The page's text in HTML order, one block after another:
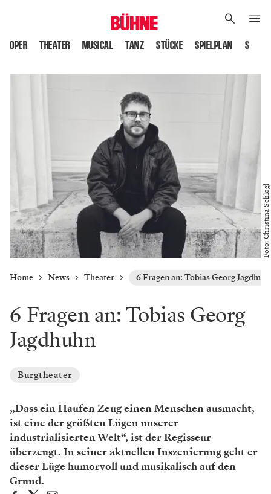
OPER THEATER MUSICAL TANZ STÜCKE SPIELPLAN
Foto: Christina Schlögl
Home News Theater 6 Fragen an: Tobias Georg
6 Fragen an: Tobias Georg
Jagdhuhn
Burgtheater
„Dass ein Haufen Zeug einen Menschen ausmacht,
ist eine der größten Lügen unserer
industrialisierten Welt“, ist der Regisseur
überzeugt. In seiner aktuellen Inszenierung geht er
dieser Lüge humorvoll und musikalisch auf den
Grund.